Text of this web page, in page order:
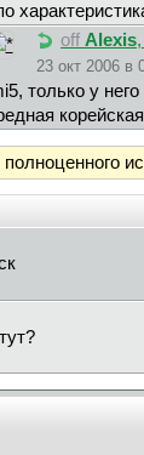
off Alexis
23 окт 2006 в
только у